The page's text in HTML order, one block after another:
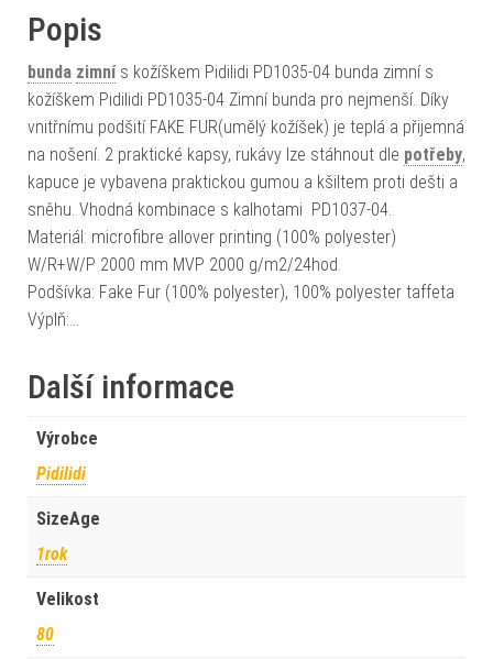
Popis
bunda zimnís kožíškem Pidilidi PD1035-04 bunda zimní s
kožíškem Pidilidi PD1035-04 Zimní bunda pro nejmenší. Díky
vnitřnímu podšití FAKE FUR(umělý kožíšek) je teplá a přijemná
na nošení. 2 praktické kapsy, rukávy lze stáhnout dle potřeby,
kapuce je vybavena praktickou gumou a kšiltem proti dešti a
sněhu. Vhodná kombinace s kalhotami PD1037-04.
Materiál: microfibre allover printing (100% polyester)
W/R+W/P 2000 mm MVP 2000 g/m2/24hod.
Podšívka: Fake Fur (100% polyester), 100% polyester taffeta
Výplň:…
Další informace
Výrobce
Pidilidi
SizeAge
1rok
Velikost
80